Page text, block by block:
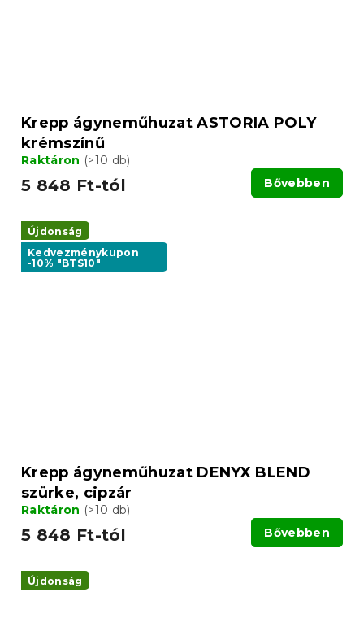
Krepp ágyneműhuzat ASTORIA POLY
krémszínű
Raktáron (>10 db)
5 848 Ft-tól Bővebben
Újdonság
Kedvezménykupon
-10% "BTS10"
Krepp ágyneműhuzat DENYX BLEND
szürke, cipzár
Raktáron (>10 db)
5 848 Ft-tól Bővebben
Újdonság